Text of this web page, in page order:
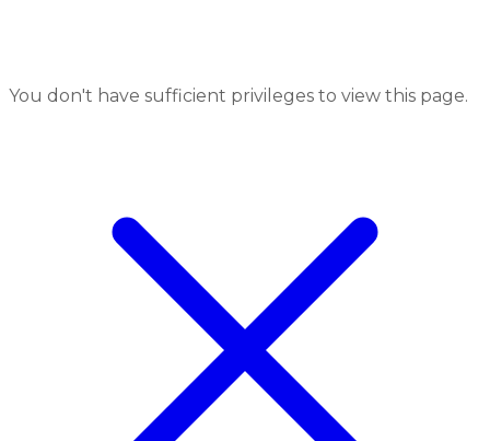
You don't have sufficient privileges to view this page.